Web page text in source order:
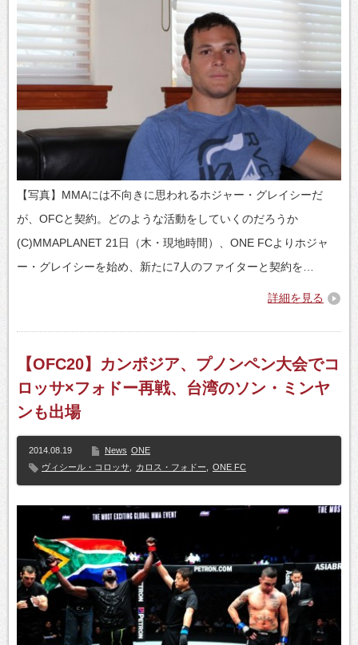
【写真】MMAには不向きに思われるホジャー・グレイシーだ
が、OFCと契約。どのような活動をしていくのだろうか
(C)MMAPLANET 21日（木・現地時間）、ONE FCよりホジャ
ー・グレイシーを始め、新たに7人のファイターと契約を…
詳細を見る
【OFC20】カンボジア、プノンペン大会でコ
ロッサ×フォドー再戦、台湾のソン・ミンヤ
ンも出場
2014.08.19 News ONE
ヴィシール・コロッサ
カロス・フォドー ONE FC